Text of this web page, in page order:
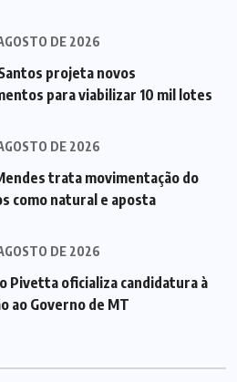
DE 2026
projeta novos
para viabilizar 10 mil lotes
DE 2026
trata movimentação do
como natural e aposta
DE 2026
Pivetta oficializa candidatura à
ao Governo de MT